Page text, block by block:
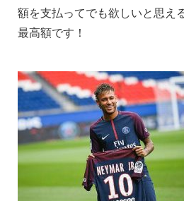
額を支払ってでも欲しいと思え
最高額です！